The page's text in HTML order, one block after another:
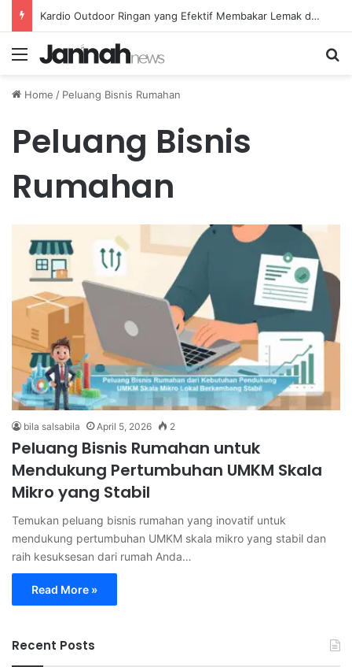
Kardio Outdoor Ringan yang Efektif Membakar Lemak dan Menyegarkan Tubuh Anda
Menu
Home / Peluang Bisnis Rumahan
Peluang Bisnis
Rumahan
bila salsabila April 5, 2026 2
Peluang Bisnis Rumahan untuk
Mendukung Pertumbuhan UMKM Skala
Mikro yang Stabil
Temukan peluang bisnis rumahan yang inovatif untuk
mendukung pertumbuhan UMKM skala mikro yang stabil dan
raih kesuksesan dari rumah Anda…
Read More »
Recent Posts